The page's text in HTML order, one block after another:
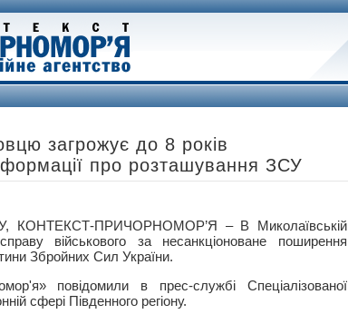
загрожує до 8 років
про розташування ЗСУ
ПРИЧОРНОМОР’Я – В Миколаївській
військового за несанкціоноване поширення
Збройних Сил України.
повідомили в прес-службі Спеціалізованої
сфері Південного регіону.